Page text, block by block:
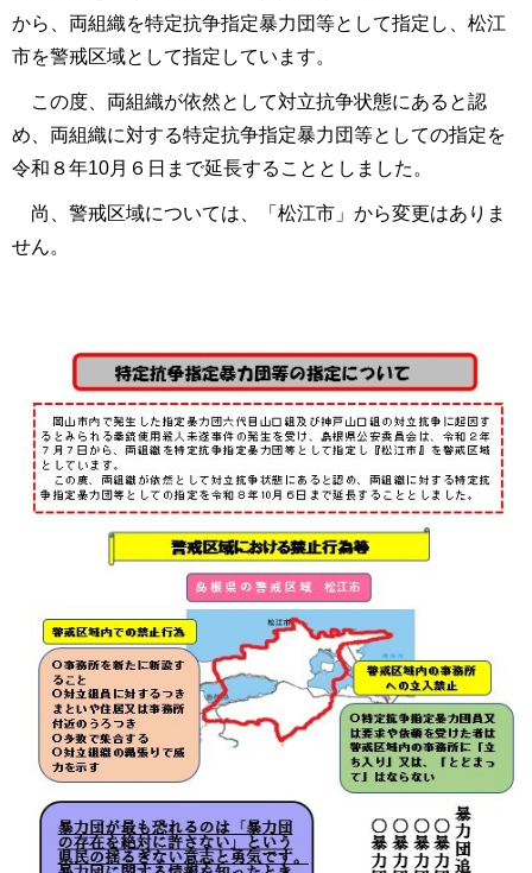
から、両組織を特定抗争指定暴力団等として指定し、松江
市を警戒区域として指定しています。
この度、両組織が依然として対立抗争状態にあると認
め、両組織に対する特定抗争指定暴力団等としての指定を
令和８年10月６日まで延長することとしました。
尚、警戒区域については、「松江市」から変更はありま
せん。